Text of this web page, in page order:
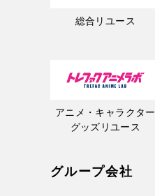
総合リユース
アニメ・キャラクター
グッズリユース
グループ会社